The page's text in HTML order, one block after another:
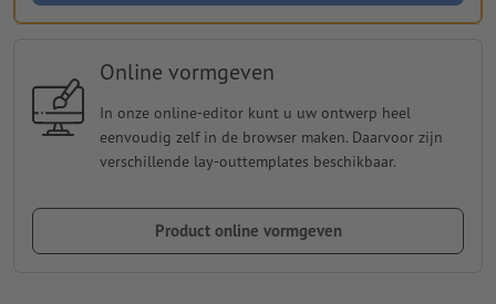
Online vormgeven
In onze online-editor kunt u uw ontwerp heel
eenvoudig zelf in de browser maken. Daarvoor zijn
verschillende lay-outtemplates beschikbaar.
Product online vormgeven